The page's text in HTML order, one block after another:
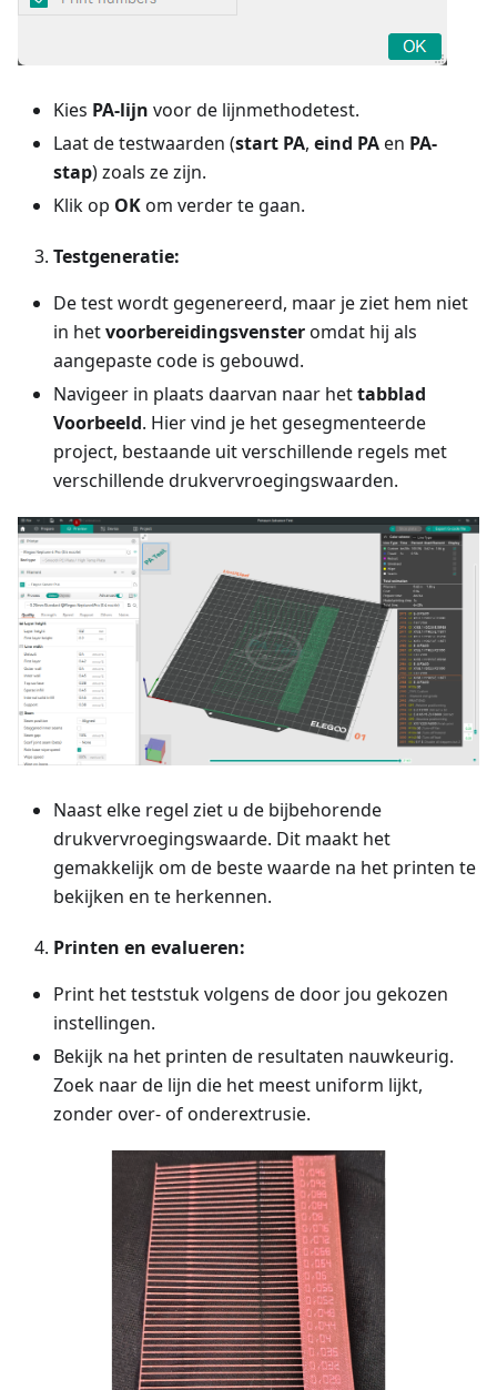
Kies PA-lijn voor de lijnmethodetest.
Laat de testwaarden (start PA, eind PAen PA-
stap) zoals ze zijn.
Klik op OKom verder te gaan.
Testgeneratie:
De test wordt gegenereerd, maar je ziet hem niet
in hetvoorbereidingsvensteromdat hij als
aangepaste code is gebouwd.
Navigeer in plaats daarvan naar hettabblad
Voorbeeld. Hier vind je het gesegmenteerde
project, bestaande uit verschillende regels met
verschillende drukvervroegingswaarden.
Naast elke regel ziet u de bijbehorende
drukvervroegingswaarde. Dit maakt het
gemakkelijk om de beste waarde na het printen te
bekijken en te herkennen.
Printen en evalueren:
Print het teststuk volgens de door jou gekozen
instellingen.
Bekijk na het printen de resultaten nauwkeurig.
Zoek naar de lijn die het meest uniform lijkt,
zonder over- of onderextrusie.